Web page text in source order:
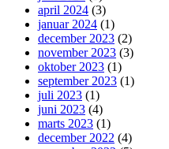
april 2024 (3)
januar 2024 (1)
december 2023 (2)
november 2023 (3)
oktober 2023 (1)
september 2023 (1)
juli 2023 (1)
juni 2023 (4)
marts 2023 (1)
december 2022 (4)